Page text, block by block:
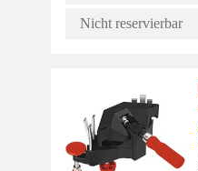
Nicht reservierbar